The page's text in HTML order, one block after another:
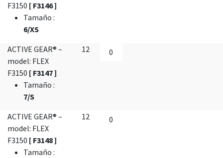
F3150 [ F3146 ]
Tamaño :
6/XS
ACTIVE GEAR® –
model: FLEX
F3150 [ F3147 ]
Tamaño :
7/S
12
ACTIVE GEAR® –
model: FLEX
F3150 [ F3148 ]
Tamaño :
12